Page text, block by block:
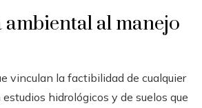
ambiental al manejo
vinculan la factibilidad de cualquier
hidrológicos y de suelos que